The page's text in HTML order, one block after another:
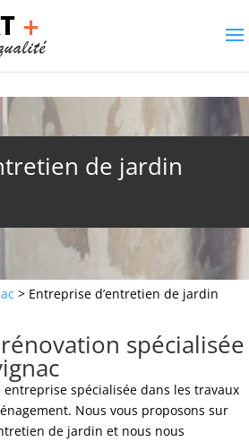
de jardin
> Entreprise d’entretien de jardin
spécialisée
entreprise spécialisée dans les travaux
Nous vous proposons sur
de jardin et nous nous